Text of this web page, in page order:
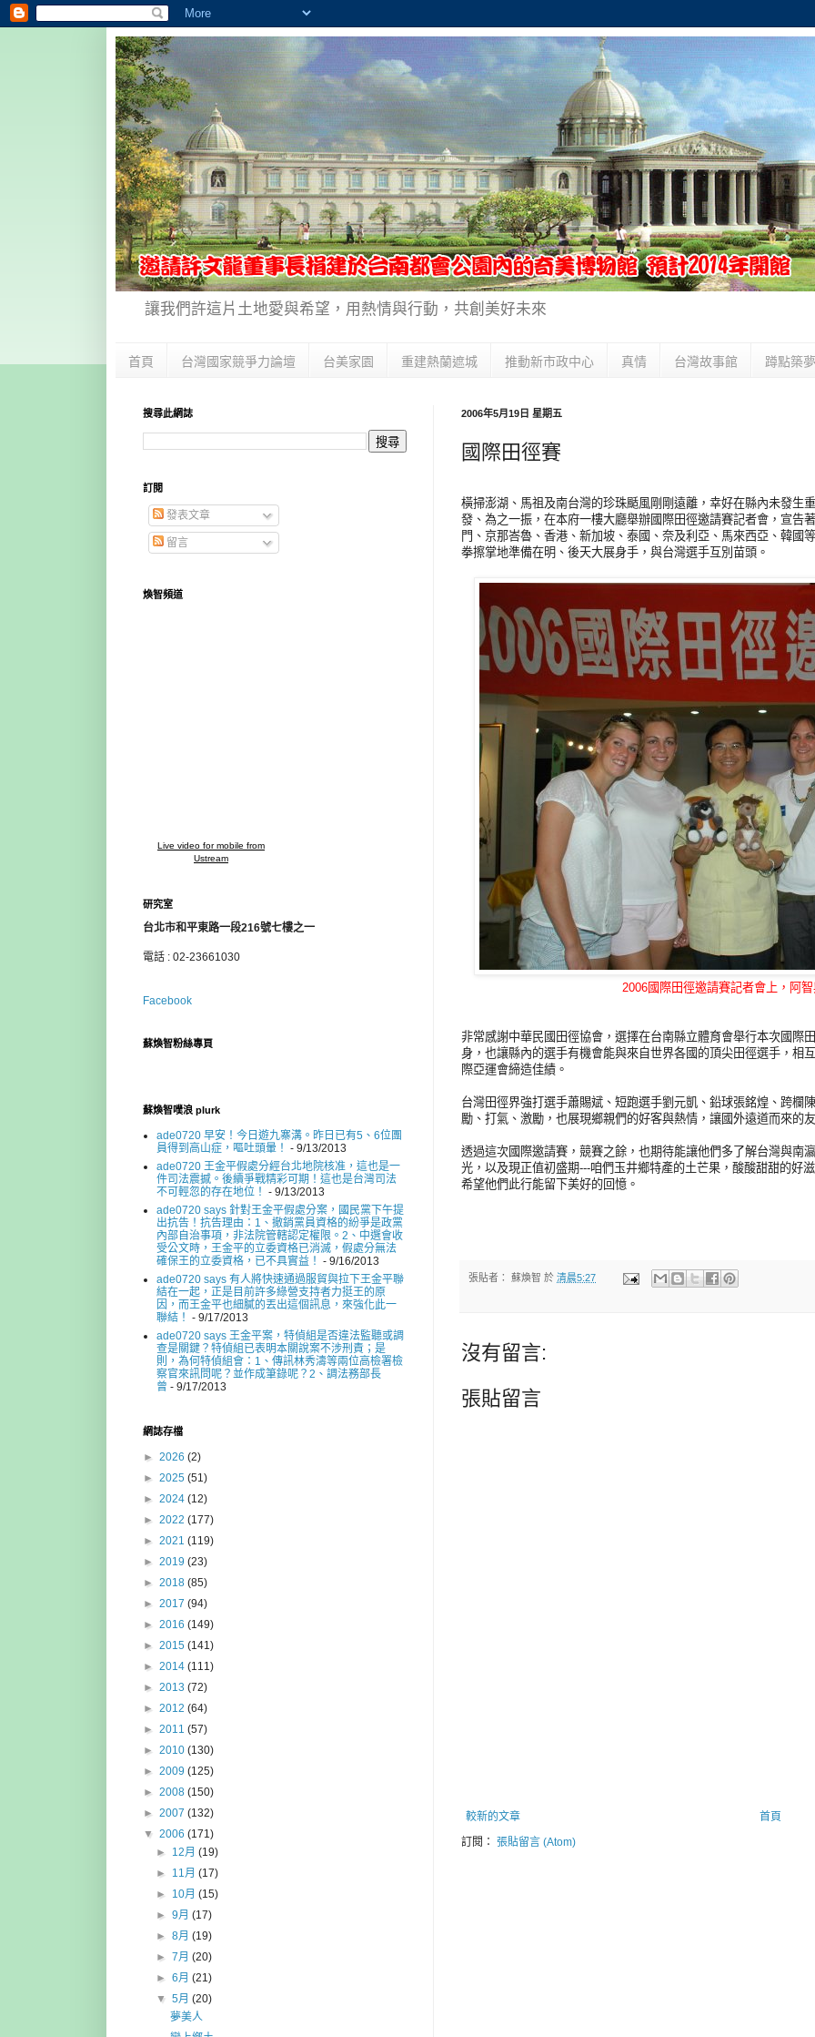
讓我們許這片土地愛與希望，用熱情與行動，共創美好未來
首頁 台灣國家競爭力論壇 台美家園 重建熱蘭遮城 推動新市政中心 真情 台灣故事館 蹲點築夢
2006年5月19日 星期五
國際田徑賽
橫掃澎湖、馬祖及南台灣的珍珠颳風剛剛遠離，幸好在縣內未發生
發、為之一振，在本府一樓大廳舉辦國際田徑邀請賽記者會，宣告
門、京那峇魯、香港、新加坡、泰國、奈及利亞、馬來西亞、韓國
拳擦掌地準備在明、後天大展身手，與台灣選手互別苗頭。
2006國際田徑邀請賽記者會上，阿
非常感謝中華民國田徑協會，選擇在台南縣立體育會舉行本次國際
身，也讓縣內的選手有機會能與來自世界各國的頂尖田徑選手，相
際亞運會締造佳績。
台灣田徑界強打選手蕭賜斌、短跑選手劉元凱、鉛球張銘煌、跨欄
勵、打氣、激勵，也展現鄉親們的好客與熱情，讓國外遠道而來的
透過這次國際邀請賽，競賽之餘，也期待能讓他們多了解台灣與南
光，以及現正值初盛期---咱們玉井鄉特產的土芒果，酸酸甜甜的好
希望他們此行能留下美好的回憶。
張貼者： 蘇煥智 於 清晨5:27
沒有留言:
張貼留言
較新的文章
首頁
訂閱： 張貼留言 (Atom)
搜尋此網誌
訂閱
發表文章
留言
煥智頻道
Live video for mobile from
Ustream
研究室
台北市和平東路一段216號七樓之一
電話 : 02-23661030
Facebook
蘇煥智粉絲專頁
蘇煥智噗浪 plurk
ade0720 早安！今日遊九寨溝。昨日已有5、6位團
員得到高山症，嘔吐頭暈！ - 9/13/2013
ade0720 王金平假處分經台北地院核准，這也是一
件司法震撼。後續爭戰精彩可期！這也是台灣司法
不可輕忽的存在地位！ - 9/13/2013
ade0720 says 針對王金平假處分案，國民黨下午提
出抗告！抗告理由：1、撤銷黨員資格的紛爭是政黨
內部自治事項，非法院管轄認定權限。2、中選會收
受公文時，王金平的立委資格已消滅，假處分無法
確保王的立委資格，已不具實益！ - 9/16/2013
ade0720 says 有人將快速通過服貿與拉下王金平聯
結在一起，正是目前許多綠營支持者力挺王的原
因，而王金平也細膩的丟出這個訊息，來強化此一
聯結！ - 9/17/2013
ade0720 says 王金平案，特偵組是否違法監聽或調
查是關鍵？特偵組已表明本關說案不涉刑責；是
則，為何特偵組會：1、傳訊林秀濤等兩位高檢署檢
察官來訊問呢？並作成筆錄呢？2、調法務部長
曾 - 9/17/2013
網誌存檔
► 2026 (2)
► 2025 (51)
► 2024 (12)
► 2022 (177)
► 2021 (119)
► 2019 (23)
► 2018 (85)
► 2017 (94)
► 2016 (149)
► 2015 (141)
► 2014 (111)
► 2013 (72)
► 2012 (64)
► 2011 (57)
► 2010 (130)
► 2009 (125)
► 2008 (150)
► 2007 (132)
▼ 2006 (171)
► 12月(19)
► 11月(17)
► 10月(15)
►9月(17)
►8月(19)
►7月(20)
►6月(21)
▼5月(20)
夢美人